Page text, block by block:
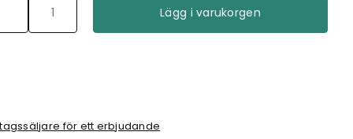
Lägg i varukorgen
för ett erbjudande